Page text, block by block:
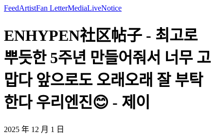
FeedArtistFan LetterMediaLiveNotice
ENHYPEN社区帖子 - 최고로
뿌듯한 5주년 만들어줘서 너무 고
맙다 앞으로도 오래오래 잘 부탁
한다 우리엔진😊 - 제이
2025 年 12 月 1 日